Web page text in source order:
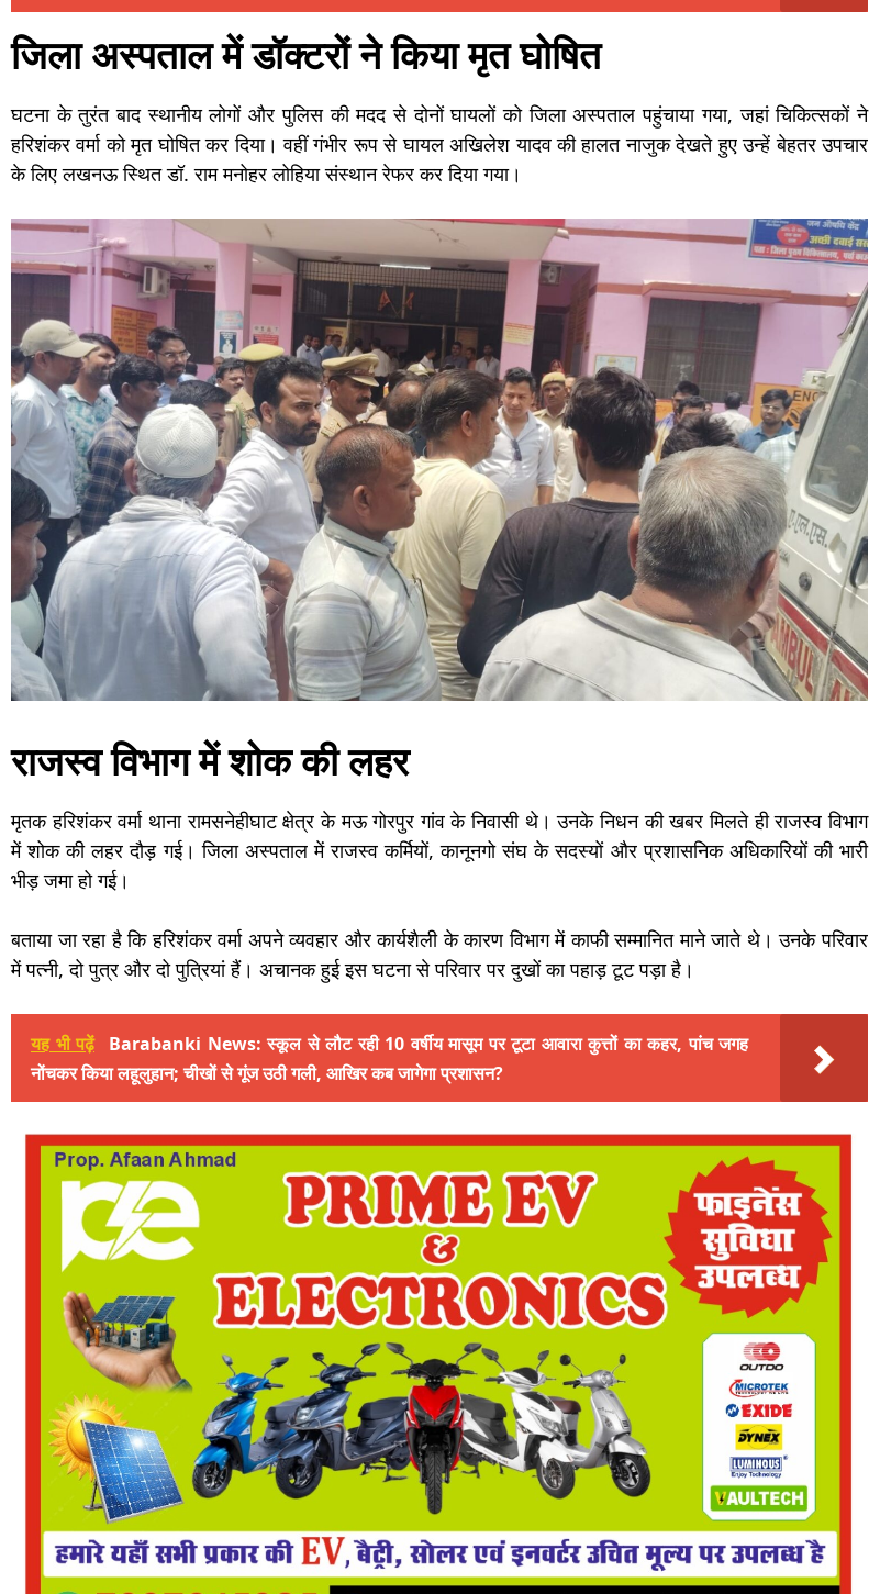
जिला अस्पताल में डॉक्टरों ने किया मृत घोषित
घटना के तुरंत बाद स्थानीय लोगों और पुलिस की मदद से दोनों घायलों को जिला अस्पताल पहुंचाया गया, जहां चिकित्सकों ने
हरिशंकर वर्मा को मृत घोषित कर दिया। वहीं गंभीर रूप से घायल अखिलेश यादव की हालत नाजुक देखते हुए उन्हें बेहतर उपचार
के लिए लखनऊ स्थित डॉ. राम मनोहर लोहिया संस्थान रेफर कर दिया गया।
राजस्व विभाग में शोक की लहर
मृतक हरिशंकर वर्मा थाना रामसनेहीघाट क्षेत्र के मऊ गोरपुर गांव के निवासी थे। उनके निधन की खबर मिलते ही राजस्व विभाग
में शोक की लहर दौड़ गई। जिला अस्पताल में राजस्व कर्मियों, कानूनगो संघ के सदस्यों और प्रशासनिक अधिकारियों की भारी
भीड़ जमा हो गई।
बताया जा रहा है कि हरिशंकर वर्मा अपने व्यवहार और कार्यशैली के कारण विभाग में काफी सम्मानित माने जाते थे। उनके परिवार
में पत्नी, दो पुत्र और दो पुत्रियां हैं। अचानक हुई इस घटना से परिवार पर दुखों का पहाड़ टूट पड़ा है।
यह भी पढ़ें
Barabanki News: स्कूल से लौट रही 10 वर्षीय मासूम पर टूटा आवारा कुत्तों का कहर, पांच जगह
नोंचकर किया लहूलुहान; चीखों से गूंज उठी गली, आखिर कब जागेगा प्रशासन?